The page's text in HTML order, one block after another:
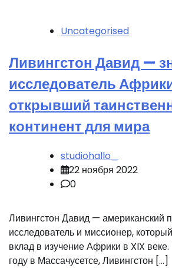
Uncategorised
Ливингстон Давид —
исследователь
открывший
континент для мира
studiohallo_
22 ноября 2022
0
Ливингстон Давид — американский
исследователь и миссионер,
вклад в изучение Африки в XIX
году в Массачусетсе, Ливингстон […]